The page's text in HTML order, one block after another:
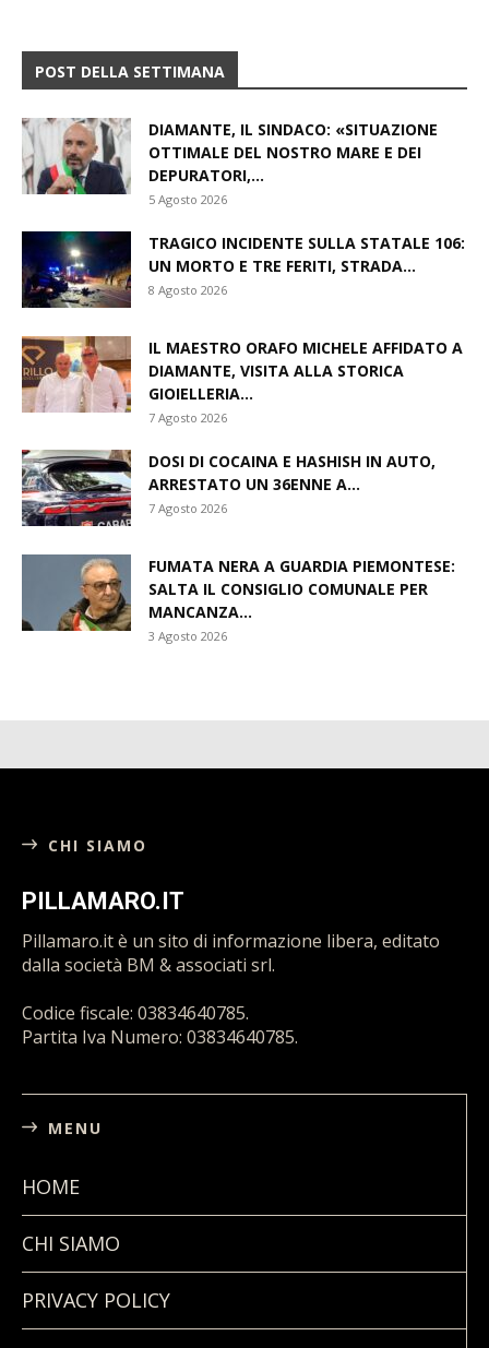
POST DELLA SETTIMANA
DIAMANTE, IL SINDACO: «SITUAZIONE
OTTIMALE DEL NOSTRO MARE E DEI
DEPURATORI,...
5 Agosto 2026
TRAGICO INCIDENTE SULLA STATALE 106:
UN MORTO E TRE FERITI, STRADA...
8 Agosto 2026
IL MAESTRO ORAFO MICHELE AFFIDATO A
DIAMANTE, VISITA ALLA STORICA
GIOIELLERIA...
7 Agosto 2026
DOSI DI COCAINA E HASHISH IN AUTO,
ARRESTATO UN 36ENNE A...
7 Agosto 2026
FUMATA NERA A GUARDIA PIEMONTESE:
SALTA IL CONSIGLIO COMUNALE PER
MANCANZA...
3 Agosto 2026
CHI SIAMO
PILLAMARO.IT
Pillamaro.it è un sito di informazione libera, editato
dalla società BM & associati srl.
Codice fiscale: 03834640785.
Partita Iva Numero: 03834640785.
MENU
HOME
CHI SIAMO
PRIVACY POLICY